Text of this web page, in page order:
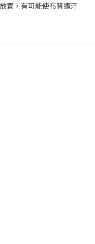
置，有可能使布質遭汗